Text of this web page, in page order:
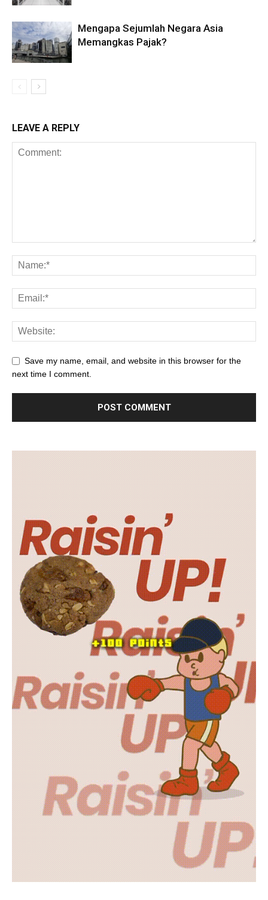
Mengapa Sejumlah Negara Asia
Memangkas Pajak?
LEAVE A REPLY
Save my name, email, and website in this browser for the
next time I comment.